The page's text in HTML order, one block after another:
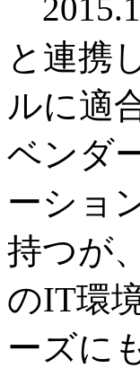
と連携
ルに適
ベンダ
ーショ
持つが
のIT環
ーズに